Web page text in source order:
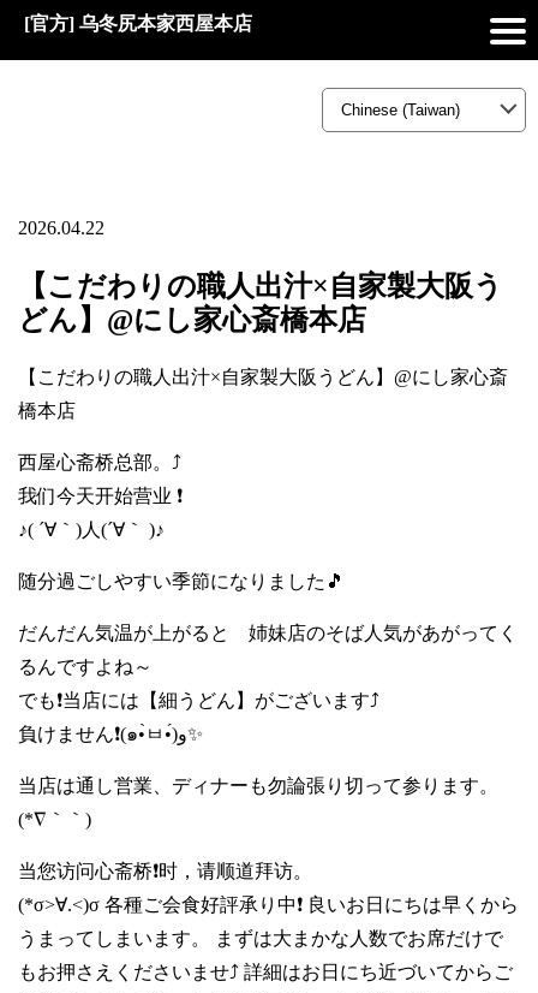
[官方] 乌冬尻本家西屋本店
2026.04.22
【こだわりの職人出汁×自家製大阪う
どん】@にし家心斎橋本店
【こだわりの職人出汁×自家製大阪うどん】@にし家心斎
橋本店
西屋心斋桥总部。⤴️
我们今天开始营业 ❗
♪( ´∀｀)人(´∀｀ )♪
随分過ごしやすい季節になりました🎵
だんだん気温が上がると 姉妹店のそば人気があがってく
るんですよね～
でも❗当店には【細うどん】がございます⤴️
負けません❗(๑•̀ㅂ•́)و✨
当店は通し営業、ディナーも勿論張り切って参ります。
(*∇｀｀)
当您访问心斋桥❗时，请顺道拜访。
(*σ>∀.<)σ 各種ご会食好評承り中❗ 良いお日にちは早くから
うまってしまいます。 まずは大まかな人数でお席だけで
もお押さえくださいませ⤴️ 詳細はお日にち近づいてからご